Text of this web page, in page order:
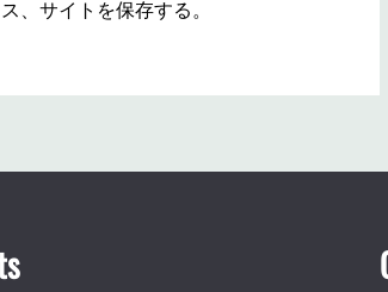
、サイトを保存する。